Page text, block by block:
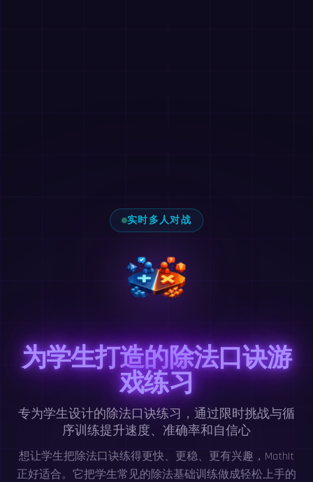
实时多人对战
为学生打造的除法口诀游
戏练习
专为学生设计的除法口诀练习，通过限时挑战与循
序训练提升速度、准确率和自信心
想让学生把除法口诀练得更快、更稳、更有兴趣，MathIt
正好适合。它把学生常见的除法基础训练做成轻松上手的